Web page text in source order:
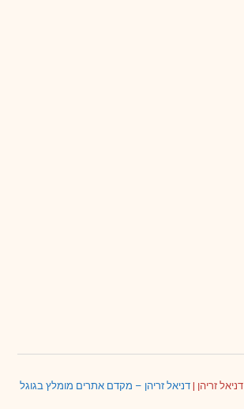
דניאל זריהן | דניאל זריהן – מקדם אתרים מומלץ בגוגל